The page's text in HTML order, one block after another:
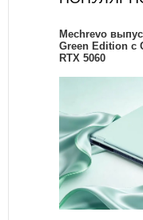
Mechrevo
Green Edition с
RTX 5060